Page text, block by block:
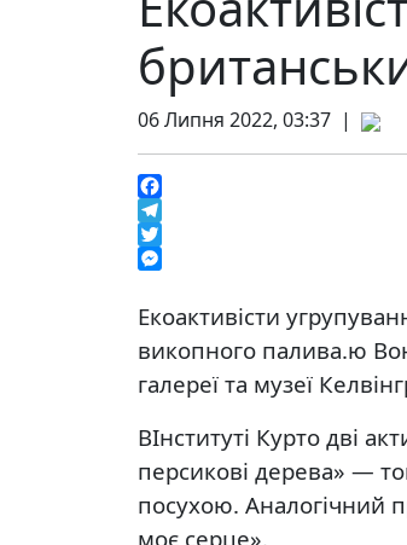
06 Липня 2022, 03:37 |
Facebook
Telegram
Twitter
Екоактивісти
викопного палива.ю
галереї та музеї
ВІнституті Курто дві
персикові дерева» —
посухою. Аналогічний
моє серце».